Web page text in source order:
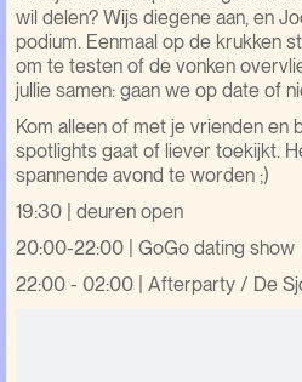
wil delen? Wijs diegene aan, en
podium. Eenmaal op de krukken
om te testen of de vonken
jullie samen: gaan we op date of
Kom alleen of met je vrienden en
spotlights gaat of liever toekijkt.
spannende avond te worden ;)
19:30 | deuren open
20:00-22:00 | GoGo dating show
22:00 - 02:00 | Afterparty / De